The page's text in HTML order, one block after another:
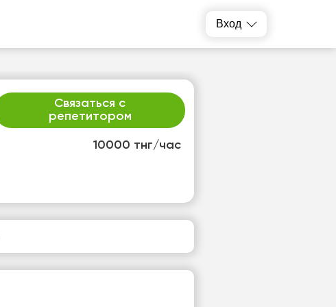
Вход
10000 тнг/час
Связаться с
репетитором
11
12
свободных
свободных